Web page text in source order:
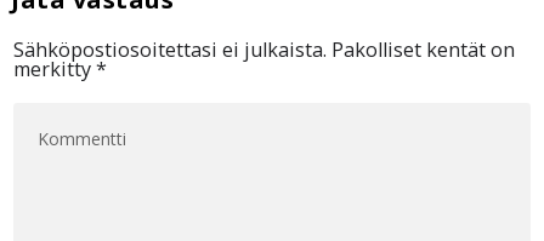
Sähköpostiosoitettasi ei julkaista. Pakolliset kentät on
merkitty*